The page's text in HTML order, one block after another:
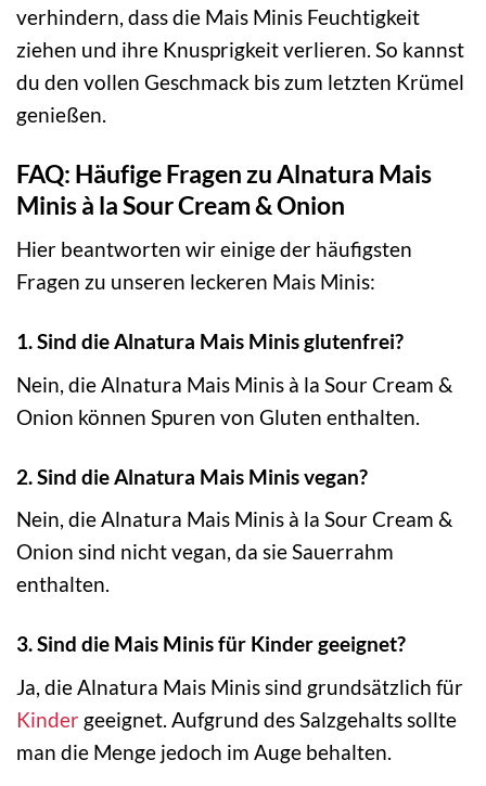
verhindern, dass die Mais Minis Feuchtigkeit
ziehen und ihre Knusprigkeit verlieren. So kannst
du den vollen Geschmack bis zum letzten Krümel
genießen.
FAQ: Häufige Fragen zu Alnatura Mais
Minis à la Sour Cream & Onion
Hier beantworten wir einige der häufigsten
Fragen zu unseren leckeren Mais Minis:
1. Sind die Alnatura Mais Minis glutenfrei?
Nein, die Alnatura Mais Minis à la Sour Cream &
Onion können Spuren von Gluten enthalten.
2. Sind die Alnatura Mais Minis vegan?
Nein, die Alnatura Mais Minis à la Sour Cream &
Onion sind nicht vegan, da sie Sauerrahm
enthalten.
3. Sind die Mais Minis für Kinder geeignet?
Ja, die Alnatura Mais Minis sind grundsätzlich für
Kinder geeignet. Aufgrund des Salzgehalts sollte
man die Menge jedoch im Auge behalten.